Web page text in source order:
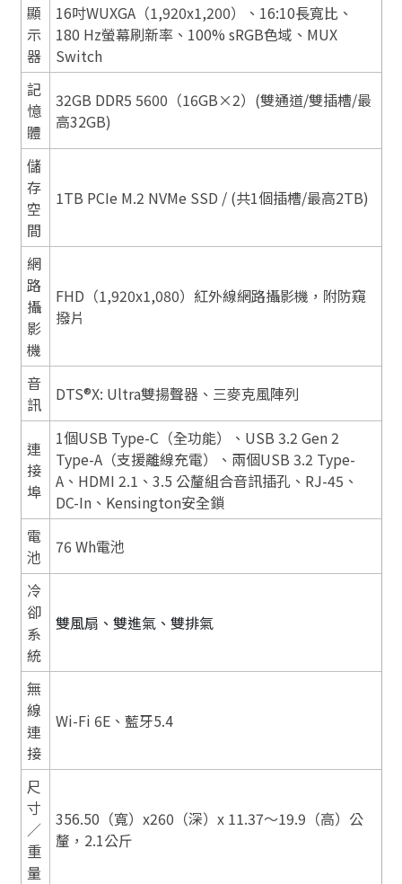
顯
示
器
16吋WUXGA（1,920x1,200）、16:10長寬比、
180 Hz螢幕刷新率、100% sRGB色域、MUX
Switch
記
憶
體
32GB DDR5 5600（16GB×2）(雙通道/雙插槽/最
高32GB)
儲
存
空
間
1TB PCIe M.2 NVMe SSD / (共1個插槽/最高2TB)
網
路
攝
影
機
FHD（1,920x1,080）紅外線網路攝影機，附防窺
撥片
音
訊
DTS®X: Ultra雙揚聲器、三麥克風陣列
連
接
埠
1個USB Type-C（全功能）、USB 3.2 Gen 2
Type-A（支援離線充電）、兩個USB 3.2 Type-
A、HDMI 2.1、3.5 公釐組合音訊插孔、RJ-45、
DC-In、Kensington安全鎖
電
池
76 Wh電池
冷
卻
系
統
雙風扇、雙進氣、雙排氣
無
線
連
接
Wi-Fi 6E、藍牙5.4
尺
寸
／
重
量
356.50（寬）x260（深）x 11.37～19.9（高）公
釐，2.1公斤